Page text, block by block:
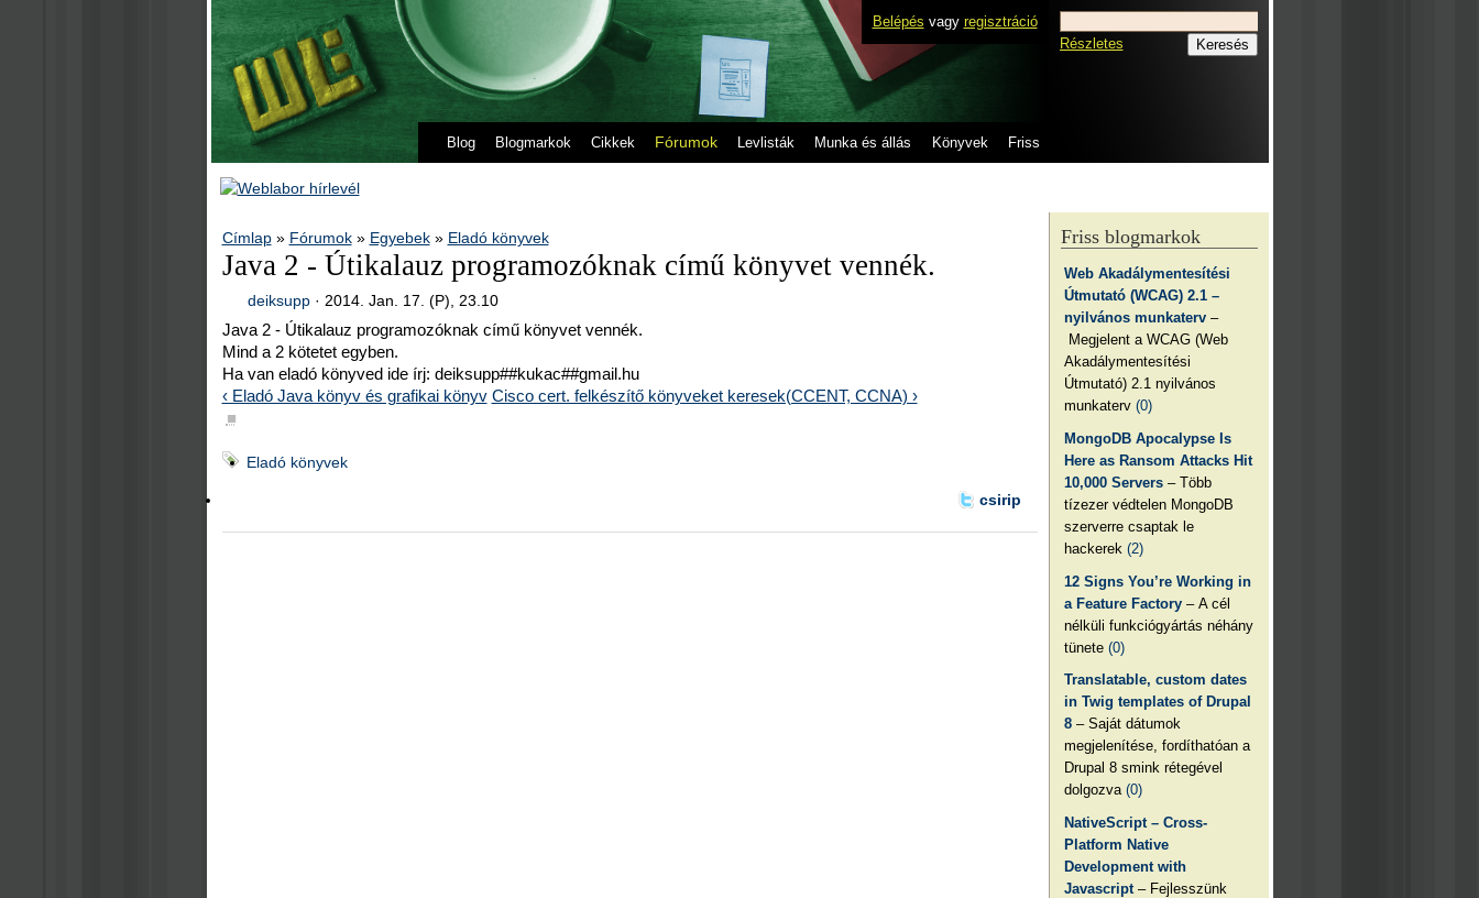
Belépés vagy regisztráció
Blog Blogmarkok Cikkek Fórumok Levlisták Munka és állás Könyvek Friss
Részletes
Címlap» Fórumok» Egyebek» Eladó könyvek
Java 2 - Útikalauz programozóknak című könyvet vennék.
deiksupp · 2014. Jan. 17. (P), 23.10
Java 2 - Útikalauz programozóknak című könyvet vennék.
Mind a 2 kötetet egyben.
Ha van eladó könyved ide írj: deiksupp##kukac##gmail.hu
‹ Eladó Java könyv és grafikai könyv Cisco cert. felkészítő könyveket keresek(CCENT, CCNA) ›
■
Eladó könyvek
csirip
Friss blogmarkok
Web Akadálymentesítési
Útmutató (WCAG) 2.1 –
nyilvános munkaterv –
Megjelent a WCAG (Web
Akadálymentesítési
Útmutató) 2.1 nyilvános
munkaterv(0)
MongoDB Apocalypse Is
Here as Ransom Attacks Hit
10,000 Servers – Több
tízezer védtelen MongoDB
szerverre csaptak le
hackerek(2)
12 Signs You’re Working in
a Feature Factory – A cél
nélküli funkciógyártás néhány
tünete(0)
Translatable, custom dates
in Twig templates of Drupal
8 – Saját dátumok
megjelenítése, fordíthatóan a
Drupal 8 smink rétegével
dolgozva(0)
NativeScript – Cross-
Platform Native
Development with
Javascript – Fejlesszünk